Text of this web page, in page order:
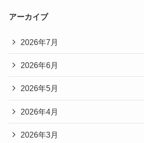
アーカイブ
2026年7月
2026年6月
2026年5月
2026年4月
2026年3月